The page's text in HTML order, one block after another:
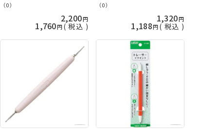
ャコ 印つけ しるし付け ソー
可 手芸の山久
（0）
2,200
1,760 税込
（0）
1,320
1,188 税込